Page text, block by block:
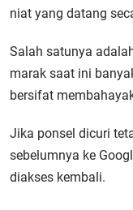
niat yang datang
Salah satunya
marak saat ini
bersifat
Jika ponsel dicuri
sebelumnya ke
diakses kembali.